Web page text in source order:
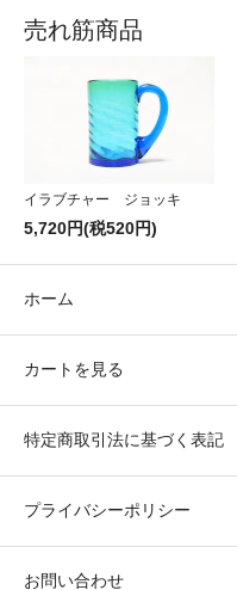
売れ筋商品
イラブチャー ジョッキ
5,720円(税520円)
ホーム
カートを見る
特定商取引法に基づく表記
プライバシーポリシー
お問い合わせ